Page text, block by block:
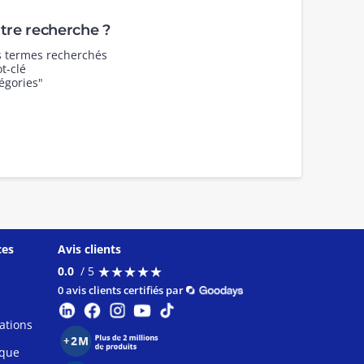
recherche ?
recherchés
clé
Avis clients
0.0 / 5 ★★★★★
★★★★★
0 avis clients certifiés par